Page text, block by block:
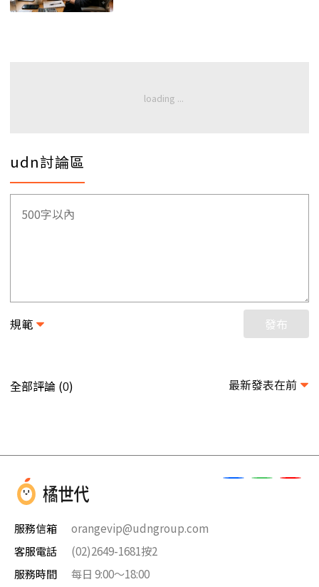
udn討論區
規範 發布
全部評論 (0) 最新發表在前
服務信箱
orangevip@udngroup.com
客服電話
(02)2649-1681按2
服務時間
每日 9:00～18:00